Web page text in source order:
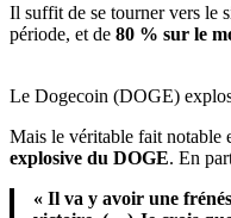
Il suffit de se tourner vers le
période, et de 80 % sur le
Le Dogecoin (DOGE)
Mais le véritable fait notable
explosive du DOGE. En
« Il va y avoir une